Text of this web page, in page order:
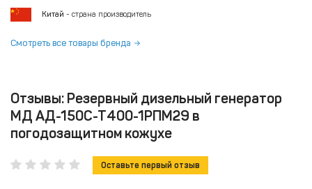
Китай - страна производитель
Смотреть все товары бренда
Отзывы: Резервный дизельный генератор
МД АД-150С-Т400-1РПМ29 в
погодозащитном кожухе
Оставьте первый отзыв